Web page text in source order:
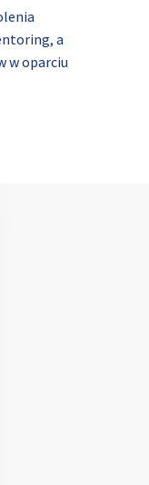
a
w oparciu